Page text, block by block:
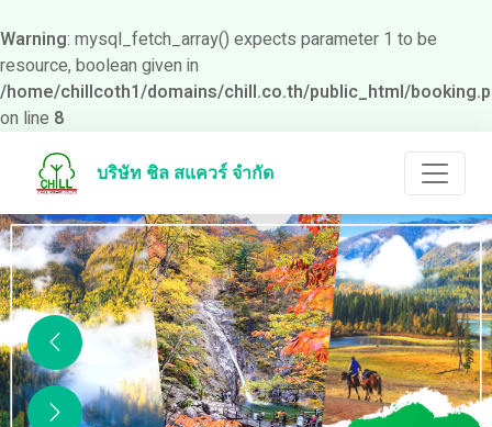
Warning: mysql_fetch_array() expects parameter 1 to be
resource, boolean given in
/home/chillcoth1/domains/chill.co.th/public_html/
on line 8
บริษัท ชิล สแควร์ จำกัด